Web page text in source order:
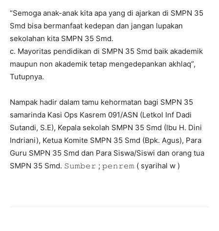
“Semoga anak-anak kita apa yang di ajarkan di SMPN 35
Smd bisa bermanfaat kedepan dan jangan lupakan
sekolahan kita SMPN 35 Smd.
c. Mayoritas pendidikan di SMPN 35 Smd baik akademik
maupun non akademik tetap mengedepankan akhlaq”,
Tutupnya.
Nampak hadir dalam tamu kehormatan bagi SMPN 35
samarinda Kasi Ops Kasrem 091/ASN (Letkol Inf Dadi
Sutandi, S.E), Kepala sekolah SMPN 35 Smd (Ibu H. Dini
Indriani), Ketua Komite SMPN 35 Smd (Bpk. Agus), Para
Guru SMPN 35 Smd dan Para Siswa/Siswi dan orang tua
SMPN 35 Smd. 𝚂𝚞𝚖𝚋𝚎𝚛 ; 𝚙𝚎𝚗𝚛𝚎𝚖 ( syarihal w )